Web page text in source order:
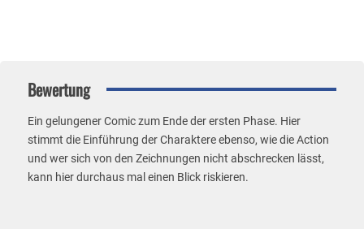
Bewertung
Ein gelungener Comic zum Ende der ersten Phase. Hier
stimmt die Einführung der Charaktere ebenso, wie die Action
und wer sich von den Zeichnungen nicht abschrecken lässt,
kann hier durchaus mal einen Blick riskieren.